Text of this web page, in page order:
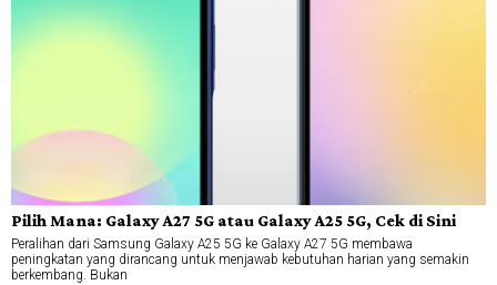
Pilih Mana: Galaxy A27 5G atau Galaxy A25 5G, Cek di Sini
Peralihan dari Samsung Galaxy A25 5G ke Galaxy A27 5G membawa
peningkatan yang dirancang untuk menjawab kebutuhan harian yang semakin
berkembang. Bukan